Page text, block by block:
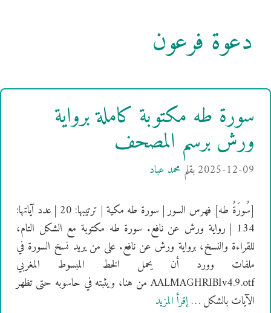
دعوة فرعون
سورة طه مكتوبة كاملة برواية
ورش برسم المصحف
2025-12-09بقلم محمد عباد
[سُورَةُ طه] فهرس السور | سورة طه مكية | ترتيبها: 20 | عدد آياتها:
134 | رواية ورش عن نافع. سورة طه مكتوبة مع الشكل التام،
للقراءة والنسخ، برواية ورش عن نافع. على من يريد نسخ السورة في
ملفات وورد أن يحمل الخط المبسوط المغربي
AALMAGHRIBIv4.9.otf من هنا، ويثبته في حاسوبه حتى تظهر
الآيات بالشكل …إقرأ المزيد